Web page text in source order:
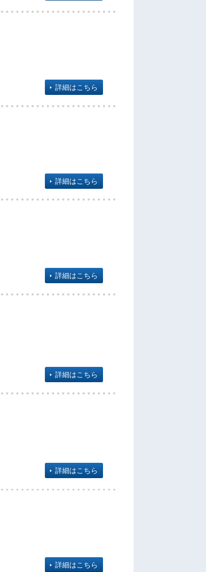
詳細はこちら
詳細はこちら
詳細はこちら
詳細はこちら
詳細はこちら
詳細はこちら